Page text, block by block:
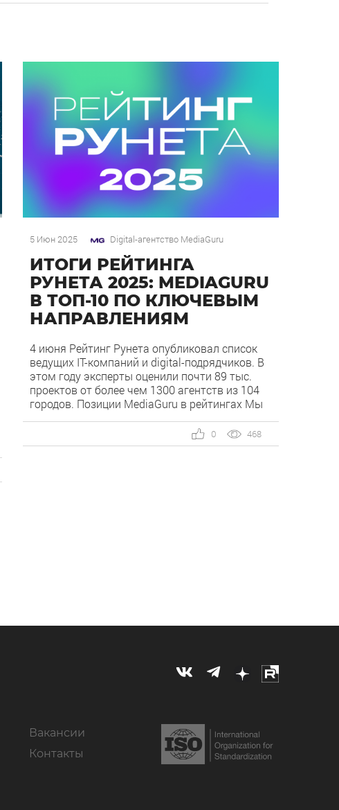
5 Июн 2025 Digital-агентство MediaGuru
ИТОГИ РЕЙТИНГА
РУНЕТА 2025: MEDIAGURU
В ТОП-10 ПО КЛЮЧЕВЫМ
НАПРАВЛЕНИЯМ
4 июня Рейтинг Рунета опубликовал список
ведущих IT-компаний и digital-подрядчиков. В
этом году эксперты оценили почти 89 тыс.
проектов от более чем 1300 агентств из 104
городов. Позиции MediaGuru в рейтингах Мы
подтвердили экспертизу сразу в нескольких
ключевых направлениях. Наша компания
заняла высокие позиции как в общих
468
0
Вакансии
Контакты